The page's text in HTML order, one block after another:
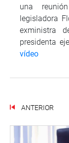
una
legisladora
exministra
presidenta
vídeo
ANTERIOR